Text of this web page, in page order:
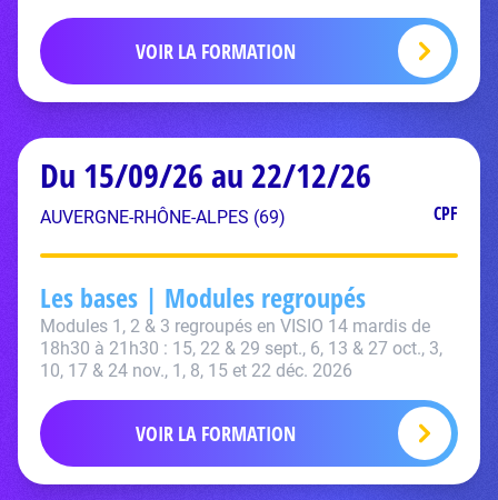
VOIR LA FORMATION
Du 15/09/26 au 22/12/26
AUVERGNE-RHÔNE-ALPES (69) CPF
Les bases | Modules regroupés
Modules 1, 2 & 3 regroupés en VISIO 14 mardis de
18h30 à 21h30 : 15, 22 & 29 sept., 6, 13 & 27 oct., 3,
10, 17 & 24 nov., 1, 8, 15 et 22 déc. 2026
VOIR LA FORMATION